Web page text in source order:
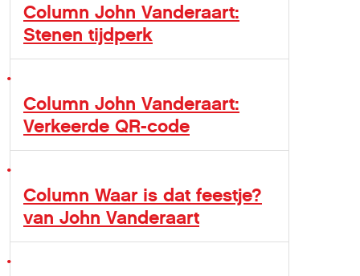
Column John Vanderaart:
Stenen tijdperk
Column John Vanderaart:
Verkeerde QR-code
Column Waar is dat feestje?
van John Vanderaart